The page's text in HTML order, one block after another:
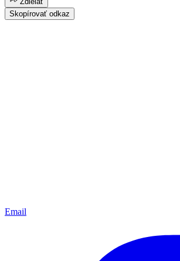
Skopírovať odkaz
Email